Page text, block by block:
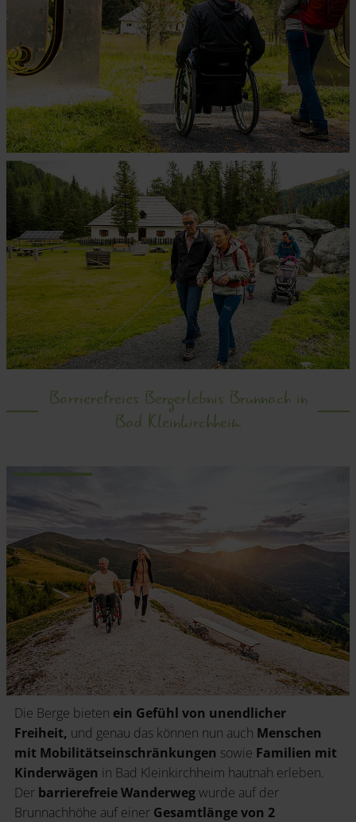
Barrierefreies Bergerlebnis Brunnach in
Bad Kleinkirchheim
Die Berge bieten ein Gefühl von unendlicher
Freiheit, und genau das können nun auch Menschen
mit Mobilitätseinschränkungen sowie Familien mit
Kinderwägen in Bad Kleinkirchheim hautnah erleben.
Der barrierefreie Wanderwegwurde auf der
Brunnachhöhe auf einer Gesamtlänge von 2